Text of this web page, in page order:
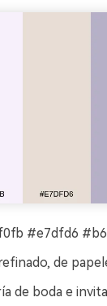
#e7dfd6
de
de boda e